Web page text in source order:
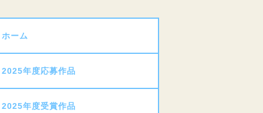
ホーム
2025年度応募作品
2025年度受賞作品